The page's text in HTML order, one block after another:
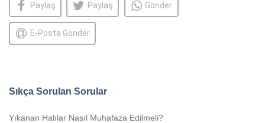
Paylaş Paylaş Gönder
E-Posta Gönder
Sıkça Sorulan Sorular
Yıkanan Halılar Nasıl Muhafaza Edilmeli?